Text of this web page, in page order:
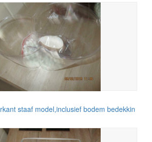
staaf model,inclusief bodem bedekkin